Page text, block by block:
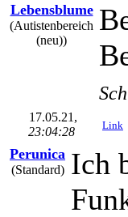
Lebensblume
(Autistenbereich
(neu))
17.05.21,
23:04:28
Link
Perunica
(Standard) Ich